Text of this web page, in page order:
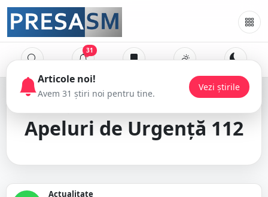
31
Serviciul Unic
Apeluri de Urgență 112
Actualitate
Articole noi!
Avem 31 știri noi pentru tine.
Vezi știrile